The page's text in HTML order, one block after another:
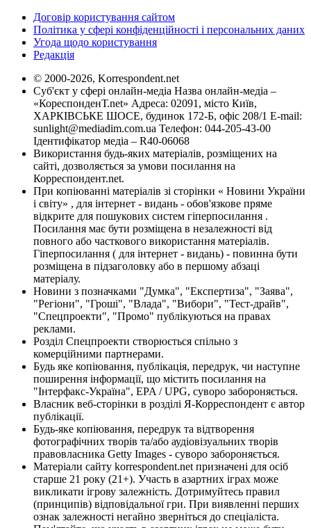
Договір користування сайтом
Політика у сфері конфіденційності і персональних даних
Угода щодо користування
Редакція
© 2000-2026, Korrespondent.net
Суб'єкт у сфері онлайн-медіа Назва онлайн-медіа –
«КореспонденТ.net» Адреса: 02091, місто Київ,
ХАРКІВСЬКЕ ШОСЕ, будинок 172-Б, офіс 208/1 E-mail:
sunlight@mediadim.com.ua Телефон: 044-205-43-00
Ідентифікатор медіа – R40-06068
Використання будь-яких матеріалів, розміщених на
сайті, дозволяється за умови посилання на
Корреспондент.net.
При копіюванні матеріалів зі сторінки « Новини України
і світу» , для інтернет - видань - обов'язкове пряме
відкрите для пошукових систем гіперпосилання .
Посилання має бути розміщена в незалежності від
повного або часткового використання матеріалів.
Гіперпосилання ( для інтернет - видань) - повинна бути
розміщена в підзаголовку або в першому абзаці
матеріалу.
Новини з позначками "Думка", "Експертиза", "Заява",
"Регіони", "Гроші", "Влада", "Вибори", "Тест-драйв",
"Спецпроекти", "Промо" публікуються на правах
реклами.
Розділ Спецпроекти створюється спільно з
комерційними партнерами.
Будь яке копіювання, публікація, передрук, чи наступне
поширення інформації, що містить посилання на
"Інтерфакс-Україна", EPA / UPG, суворо забороняється.
Власник веб-сторінки в розділі Я-Корреспондент є автор
публікації.
Будь-яке копіювання, передрук та відтворення
фотографічних творів та/або аудіовізуальних творів
правовласника Getty Images - суворо забороняється.
Матеріали сайту korrespondent.net призначені для осіб
старше 21 року (21+). Участь в азартних іграх може
викликати ігрову залежність. Дотримуйтесь правил
(принципів) відповідальної гри. При виявленні перших
ознак залежності негайно зверніться до спеціаліста.